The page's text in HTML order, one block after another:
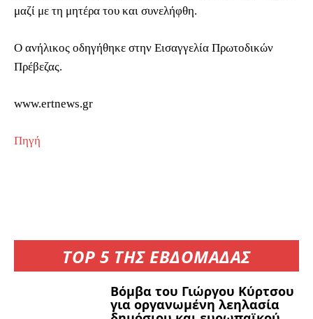
TOP 5 ΤΗΣ ΕΒΔΟΜΑΔΑΣ
Βόμβα του Γιώργου Κύρτσου
για οργανωμένη λεηλασία
μαζί με τη μητέρα του και συνελήφθη.
Ο ανήλικος οδηγήθηκε στην Εισαγγελία Πρωτοδικών
Πρέβεζας.
www.ertnews.gr
Πηγή